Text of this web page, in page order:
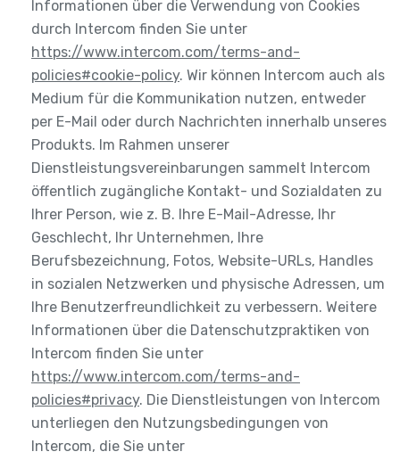
Informationen über die Verwendung von Cookies
durch Intercom finden Sie unter
https://www.intercom.com/terms-and-
policies#cookie-policy. Wir können Intercom auch als
Medium für die Kommunikation nutzen, entweder
per E-Mail oder durch Nachrichten innerhalb unseres
Produkts. Im Rahmen unserer
Dienstleistungsvereinbarungen sammelt Intercom
öffentlich zugängliche Kontakt- und Sozialdaten zu
Ihrer Person, wie z. B. Ihre E-Mail-Adresse, Ihr
Geschlecht, Ihr Unternehmen, Ihre
Berufsbezeichnung, Fotos, Website-URLs, Handles
in sozialen Netzwerken und physische Adressen, um
Ihre Benutzerfreundlichkeit zu verbessern. Weitere
Informationen über die Datenschutzpraktiken von
Intercom finden Sie unter
https://www.intercom.com/terms-and-
policies#privacy. Die Dienstleistungen von Intercom
unterliegen den Nutzungsbedingungen von
Intercom, die Sie unter